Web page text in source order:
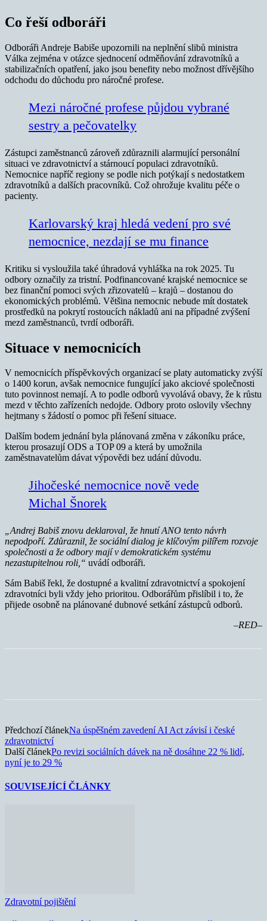
Co řeší odboráři
Odboráři Andreje Babiše upozornili na neplnění slibů ministra
Válka zejména v otázce sjednocení odměňování zdravotníků a
stabilizačních opatření, jako jsou benefity nebo možnost dřívějšího
odchodu do důchodu pro náročné profese.
Mezi náročné profese půjdou vybrané
sestry a pečovatelky
Zástupci zaměstnanců zároveň zdůraznili alarmující personální
situaci ve zdravotnictví a stárnoucí populaci zdravotníků.
Nemocnice napříč regiony se podle nich potýkají s nedostatkem
zdravotníků a dalších pracovníků. Což ohrožuje kvalitu péče o
pacienty.
Karlovarský kraj hledá vedení pro své
nemocnice, nezdají se mu finance
Kritiku si vysloužila také úhradová vyhláška na rok 2025. Tu
odbory označily za tristní. Podfinancované krajské nemocnice se
bez finanční pomoci svých zřizovatelů – krajů – dostanou do
ekonomických problémů. Většina nemocnic nebude mít dostatek
prostředků na pokrytí rostoucích nákladů ani na případné zvýšení
mezd zaměstnanců, tvrdí odboráři.
Situace v nemocnicích
V nemocnicích příspěvkových organizací se platy automaticky zvýší
o 1400 korun, avšak nemocnice fungující jako akciové společnosti
tuto povinnost nemají. A to podle odborů vyvolává obavy, že k růstu
mezd v těchto zařízeních nedojde. Odbory proto oslovily všechny
hejtmany s žádostí o pomoc při řešení situace.
Dalším bodem jednání byla plánovaná změna v zákoníku práce,
kterou prosazují ODS a TOP 09 a která by umožnila
zaměstnavatelům dávat výpovědi bez udání důvodu.
Jihočeské nemocnice nově vede
Michal Šnorek
„Andrej Babiš znovu deklaroval, že hnutí ANO tento návrh
nepodpoří. Zdůraznil, že sociální dialog je klíčovým pilířem rozvoje
společnosti a že odbory mají v demokratickém systému
nezastupitelnou roli,“ uvádí odboráři.
Sám Babiš řekl, že dostupné a kvalitní zdravotnictví a spokojení
zdravotníci byli vždy jeho prioritou. Odborářům přislíbil i to, že
přijede osobně na plánované dubnové setkání zástupců odborů.
–RED–
Předchozí článekNa úspěšném zavedení AI Act závisí i české
zdravotnictví
Další článekPo revizi sociálních dávek na ně dosáhne 22 % lidí,
nyní je to 29 %
SOUVISEJÍCÍ ČLÁNKY
Zdravotní pojištění